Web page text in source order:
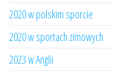
2020 w polskim sporcie
2020 w sportach zimowych
2023 w Anglii